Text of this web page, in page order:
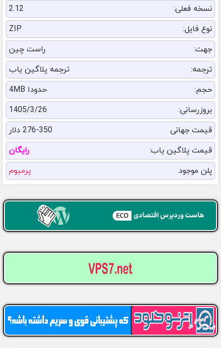
نسخه فعلی:
2.12
نوع فایل:
ZIP
جهت:
راست چین
ترجمه:
ترجمه پلاگین یاب
حجم:
حدودا 4MB
بروزرسانی:
1405/3/26
قیمت جهانی
276-350 دلار
قیمت پلاگین یاب:
رایگان
پلن موجود
پرمیوم